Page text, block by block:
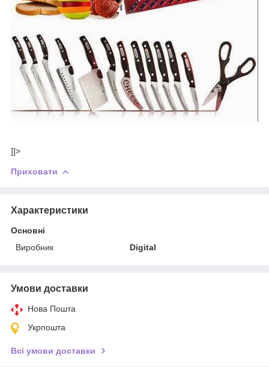
]]>
Приховати
Характеристики
Основні
Виробник
Digital
Умови доставки
Нова Пошта
Укрпошта
Всі умови доставки